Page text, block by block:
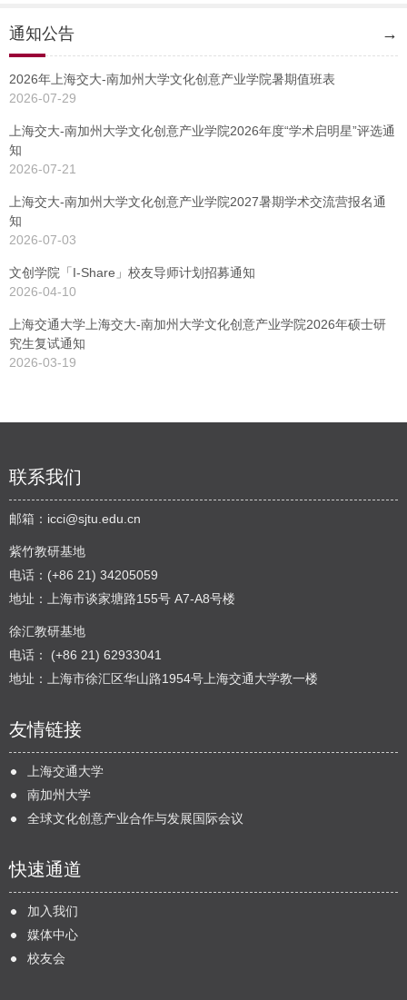
通知公告 →
2026年上海交大-南加州大学文化创意产业学院暑期值班表
2026-07-29
上海交大-南加州大学文化创意产业学院2026年度“学术启明星”评选通
知
2026-07-21
上海交大-南加州大学文化创意产业学院2027暑期学术交流营报名通
知
2026-07-03
文创学院「I-Share」校友导师计划招募通知
2026-04-10
上海交通大学上海交大-南加州大学文化创意产业学院2026年硕士研
究生复试通知
2026-03-19
联系我们
邮箱： icci@sjtu.edu.cn
紫竹教研基地
电话：(+86 21) 34205059
地址：上海市谈家塘路155号 A7-A8号楼
徐汇教研基地
电话： (+86 21) 62933041
地址：上海市徐汇区华山路1954号上海交通大学教一楼
友情链接
上海交通大学
南加州大学
全球文化创意产业合作与发展国际会议
快速通道
加入我们
媒体中心
校友会